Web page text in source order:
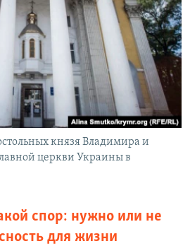
князя Владимира и
церкви Украины в
спор: нужно или не
для жизни